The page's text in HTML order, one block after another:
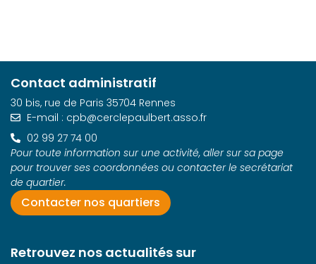
Retrouvez nos actualités sur
Contact administratif
30 bis, rue de Paris 35704 Rennes
E-mail : cpb@cerclepaulbert.asso.fr
02 99 27 74 00
Pour toute information sur une activité, aller sur sa page
pour trouver ses coordonnées ou contacter le secrétariat
de quartier.
Contacter nos quartiers